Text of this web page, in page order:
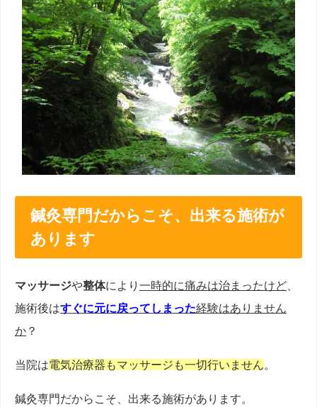
鍼灸専門だからこそ、出来る施術が
あります
マッサージや整体により 一時的に痛みは治まったけど
施術後はすぐに元に戻ってしまった経験はありません
か ？
当院は電気治療器もマッサージも一切行いません。
鍼灸専門だからこそ、出来る施術があります。